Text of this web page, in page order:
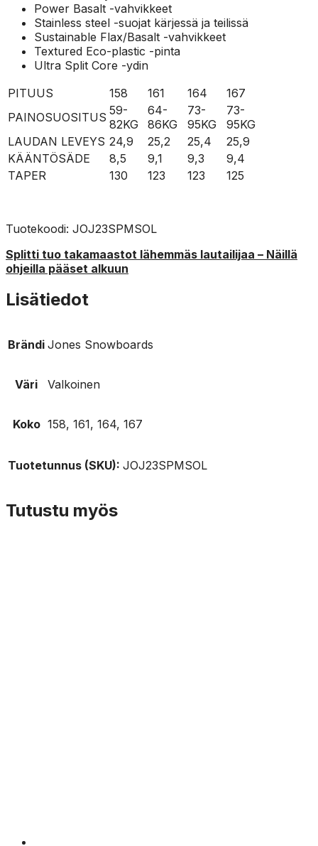
Power Basalt -vahvikkeet
Stainless steel -suojat kärjessä ja teilissä
Sustainable Flax/Basalt -vahvikkeet
Textured Eco-plastic -pinta
Ultra Split Core -ydin
PITUUS
158 161 164
167
PAINOSUOSITUS 59-
82KG
64-
86KG
73-
95KG
73-
95KG
LAUDAN LEVEYS 24,9 25,2 25,4
25,9
KÄÄNTÖSÄDE
8,5 9,1 9,3
9,4
TAPER
130 123 123 125
Tuotekoodi: JOJ23SPMSOL
Splitti tuo takamaastot lähemmäs lautailijaa – Näillä
ohjeilla pääset alkuun
Lisätiedot
Brändi Jones Snowboards
Väri Valkoinen
Koko 158, 161, 164, 167
Tuotetunnus (SKU): JOJ23SPMSOL
Tutustu myös